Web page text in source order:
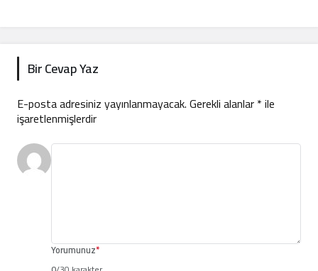
Bir Cevap Yaz
E-posta adresiniz yayınlanmayacak.Gerekli alanlar*ile
işaretlenmişlerdir
Yorumunuz*